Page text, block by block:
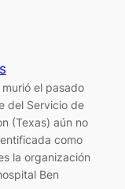
el pasado
del Servicio de
(Texas) aún no
como
la organización
Ben